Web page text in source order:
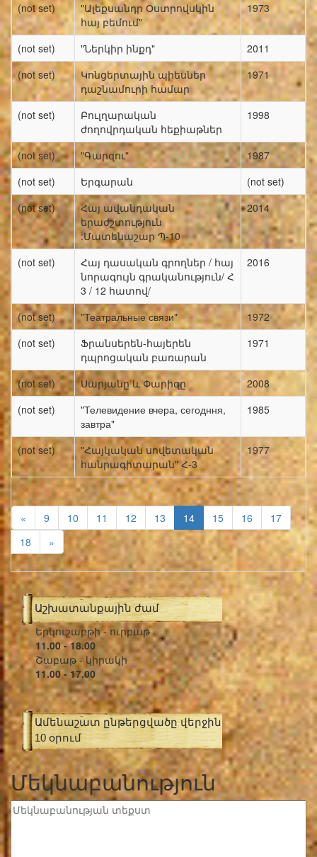
(not set)
"Ալեքսանդր Օստրովսկին
հայ բեմում"
1973
(not set) "Ներկիր ինքդ"
2011
(not set)
Կոնցերտային պիեսներ
դաշնամուրի համար
1971
(not set)
Բուլղարական
ժողովրդական հեքիաթներ
1998
(not set) "Գարզու"
1987
(not set)
Երգարան
(not set)
(not set)
Հայ ավանդական
երաժշտություն
:Մատենաշար Պ-10
2014
(not set)
Հայ դասական գրողներ / հայ
նորագույն գրականություն/ Հ
3 / 12 հատով/
2016
(not set) "Театральные связи"
1972
(not set)
Ֆրանսերեն-հայերեն
դպրոցական բառարան
1971
(not set) Սարյանը և Փարիզը
2008
(not set)
"Телевидение вчера, сегодння,
завтра"
1985
(not set)
"Հայկական սովետական
հանրագիտարան" Հ-3
1977
« 9 10 11 12 13 14 15 16
17
18
»
Աշխատանքային ժամ
Երկուշաբթի - ուրբաթ
11.00 - 18.00
Շաբաթ - կիրակի
11.00 - 17.00
Ամենաշատ ընթերցվածը վերջին
10 օրում
Մեկնաբանություն